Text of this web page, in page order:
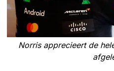
Norris apprecieert de